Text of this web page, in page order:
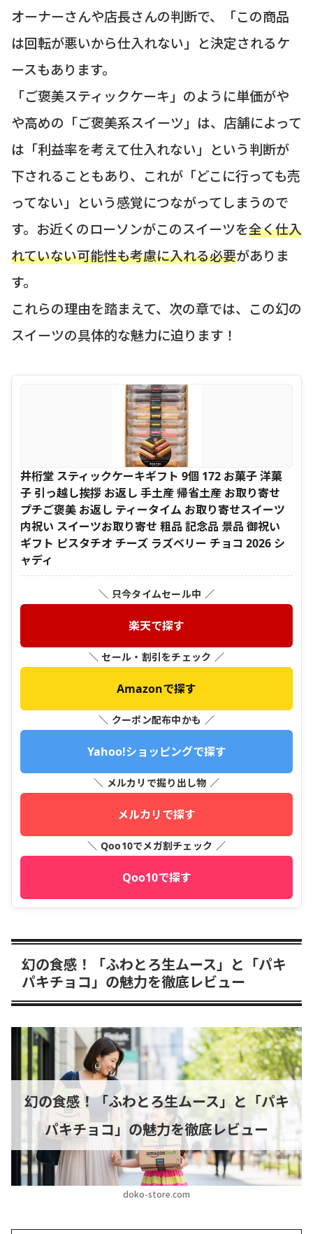
オーナーさんや店長さんの判断で、「この商品
は回転が悪いから仕入れない」と決定されるケ
ースもあります。
「ご褒美スティックケーキ」のように単価がや
や高めの「ご褒美系スイーツ」は、店舗によって
は「利益率を考えて仕入れない」という判断が
下されることもあり、これが「どこに行っても売
ってない」という感覚につながってしまうので
す。お近くのローソンがこのスイーツを全く仕入
れていない可能性も考慮に入れる必要がありま
す。
これらの理由を踏まえて、次の章では、この幻の
スイーツの具体的な魅力に迫ります！
井桁堂 スティックケーキギフト 9個 172 お菓子 洋菓
子 引っ越し挨拶 お返し 手土産 帰省土産 お取り寄せ
プチご褒美 お返し ティータイム お取り寄せスイーツ
内祝い スイーツお取り寄せ 粗品 記念品 景品 御祝い
ギフト ピスタチオ チーズ ラズベリー チョコ 2026 シ
ャディ
＼ 只今タイムセール中 ／
楽天で探す
＼ セール・割引をチェック ／
Amazonで探す
＼ クーポン配布中かも ／
Yahoo!ショッピングで探す
＼ メルカリで掘り出し物 ／
メルカリで探す
＼ Qoo10でメガ割チェック ／
Qoo10で探す
幻の食感！「ふわとろ生ムース」と「パキ
パキチョコ」の魅力を徹底レビュー
doko-store.com
幻の食感！「ふわとろ生ムース」と「パキ
パキチョコ」の魅力を徹底レビュー